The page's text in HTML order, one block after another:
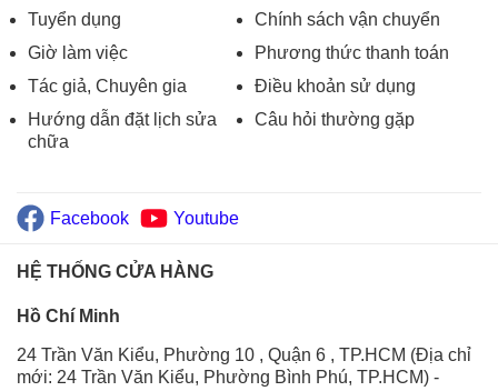
Tuyển dụng
Giờ làm việc
Tác giả, Chuyên gia
Hướng dẫn đặt lịch sửa
chữa
Chính sách vận chuyển
Phương thức thanh toán
Điều khoản sử dụng
Câu hỏi thường gặp
Facebook Youtube
HỆ THỐNG CỬA HÀNG
Hồ Chí Minh
24 Trần Văn Kiểu, Phường 10 , Quận 6 , TP.HCM (Địa chỉ
mới: 24 Trần Văn Kiểu, Phường Bình Phú, TP.HCM) -